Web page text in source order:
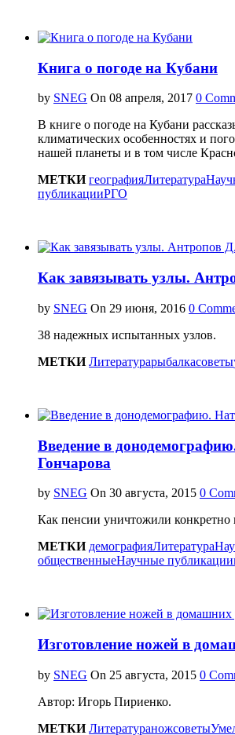
Книга о погоде на Кубани
by SNEG On
0
В книге о погоде на Кубани
климатических особенностях и
нашей планеты и в том числе
МЕТКИгеографияЛитература
публикацииРГО
Как завязывать узлы.
by SNEG On
0
38 надежных испытанных узлов.
МЕТКИЛитературарыбалкасоветы
Введение в
Гончарова
by SNEG On
0
Как пенсии уничтожили конкретно
МЕТКИ демографияЛитература
общественныеНаучные публикации
Изготовление ножей в
by SNEG On
0
Автор: Игорь Пириенко.
МЕТКИЛитератураножсоветы